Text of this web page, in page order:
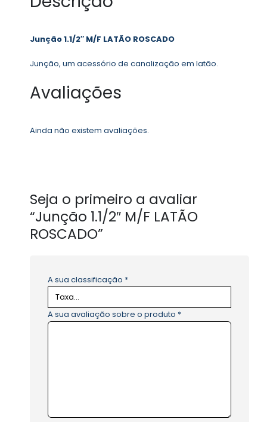
Junção 1.1/2″ M/F LATÃO ROSCADO
Junção, um acessório de canalização em latão.
Avaliações
Ainda não existem avaliações.
Seja o primeiro a avaliar
“Junção 1.1/2″ M/F LATÃO
ROSCADO”
A sua classificação *
A sua avaliação sobre o produto *